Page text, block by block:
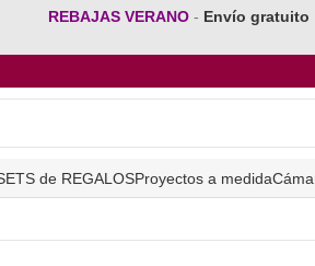
REBAJAS VERANO - Envío gratuito
de REGALOSProyectos a medida